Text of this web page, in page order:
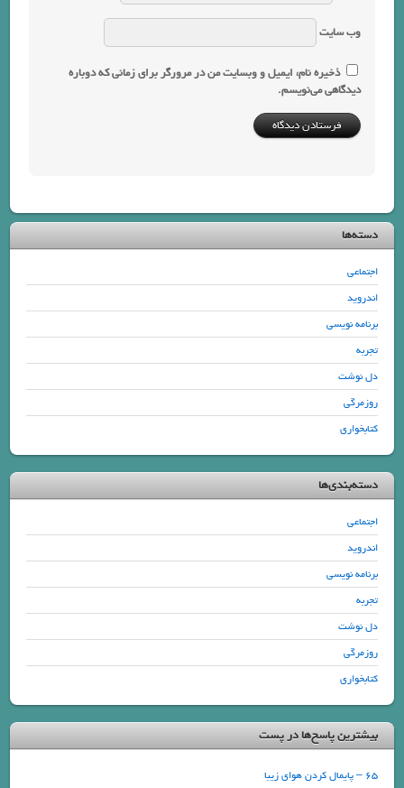
وب‌ سایت
ذخیره نام، ایمیل و وبسایت من در مرورگر برای زمانی که دوباره
دیدگاهی می‌نویسم.
دسته‌ها
اجتماعی
اندروید
برنامه نویسی
تجربه
دل نوشت
روزمرگی
کتابخواری
دسته‌بندی‌ها
اجتماعی
اندروید
برنامه نویسی
تجربه
دل نوشت
روزمرگی
کتابخواری
بیشترین پاسخ‌ها در پست
65 – پایمال کردن هوای زیبا